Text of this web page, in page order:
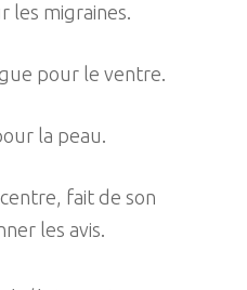
les migraines.
pour le ventre.
la peau.
fait de son
les avis.